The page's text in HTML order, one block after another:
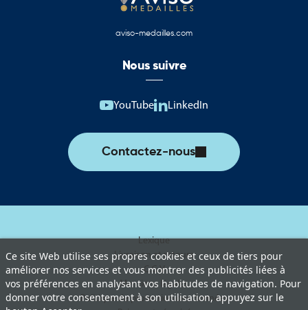
Ce site Web utilise ses propres cookies et ceux de tiers pour
améliorer nos services et vous montrer des publicités liées à
vos préférences en analysant vos habitudes de navigation. Pour
donner votre consentement à son utilisation, appuyez sur le
aviso-medailles.com
Nous suivre
YouTube LinkedIn
Contactez-nous
Lexique
Livraison et retours
C.G.V
Mentions légales
Politique de protection des données